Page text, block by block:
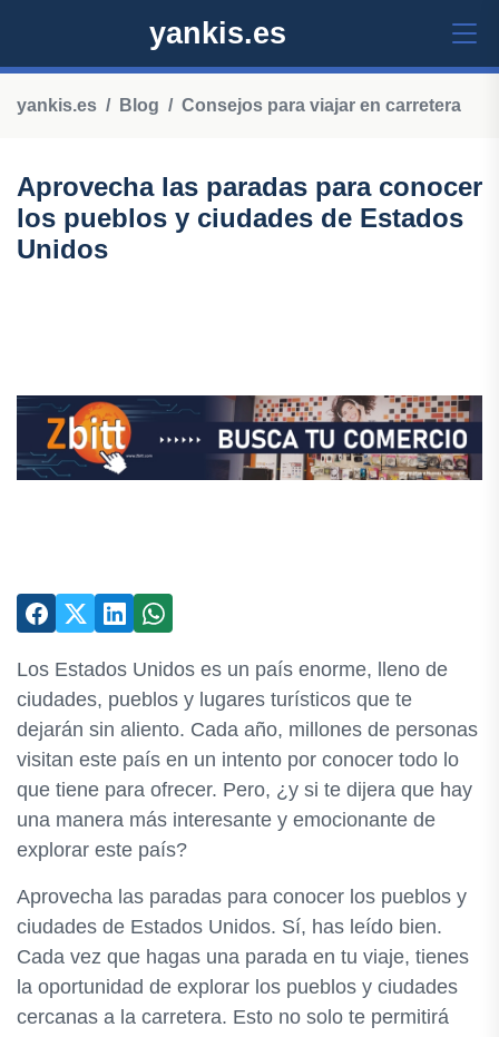
yankis.es
yankis.es Blog Consejos para viajar en carretera
Aprovecha las paradas para conocer
los pueblos y ciudades de Estados
Unidos
Los Estados Unidos es un país enorme, lleno de
ciudades, pueblos y lugares turísticos que te
dejarán sin aliento. Cada año, millones de personas
visitan este país en un intento por conocer todo lo
que tiene para ofrecer. Pero, ¿y si te dijera que hay
una manera más interesante y emocionante de
explorar este país?
Aprovecha las paradas para conocer los pueblos y
ciudades de Estados Unidos. Sí, has leído bien.
Cada vez que hagas una parada en tu viaje, tienes
la oportunidad de explorar los pueblos y ciudades
cercanas a la carretera. Esto no solo te permitirá